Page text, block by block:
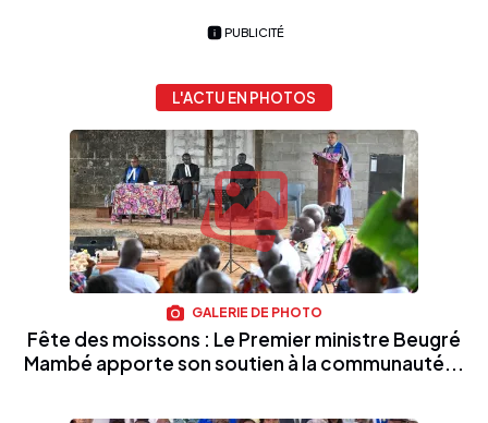
PUBLICITÉ
L'ACTU EN PHOTOS
GALERIE DE PHOTO
Fête des moissons : Le Premier ministre Beugré
Mambé apporte son soutien à la communauté...